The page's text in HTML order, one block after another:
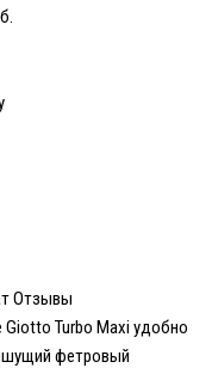
Отзывы
Turbo Maxi удобно
фетровый